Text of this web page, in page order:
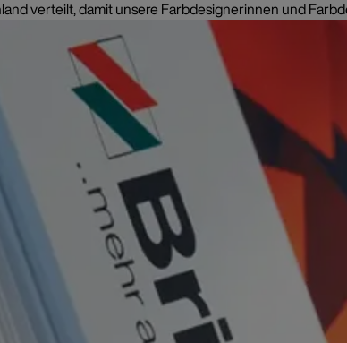
verteilt, damit unsere Farbdesignerinnen und